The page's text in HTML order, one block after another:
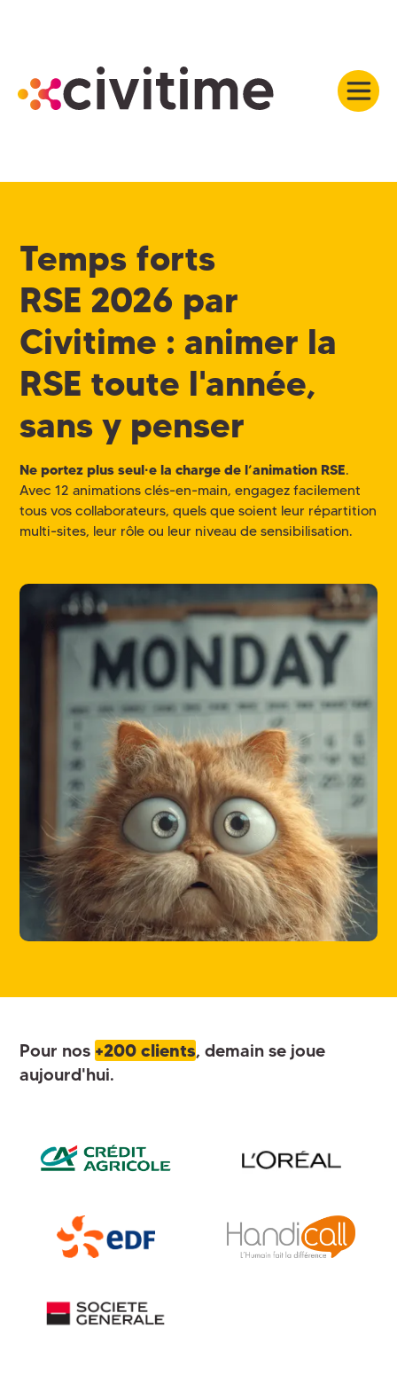
Temps forts
RSE 2026 par
Civitime : animer la
RSE toute l'année,
sans y penser
Ne portez plus seul·e la charge de l’animation RSE.
Avec 12 animations clés-en-main, engagez facilement
tous vos collaborateurs, quels que soient leur répartition
multi-sites, leur rôle ou leur niveau de sensibilisation.
Pour nos +200 clients, demain se joue
aujourd'hui.